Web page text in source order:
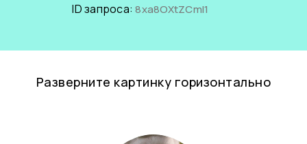
ID запроса:8xa8OXtZCmI1
Разверните картинку горизонтально